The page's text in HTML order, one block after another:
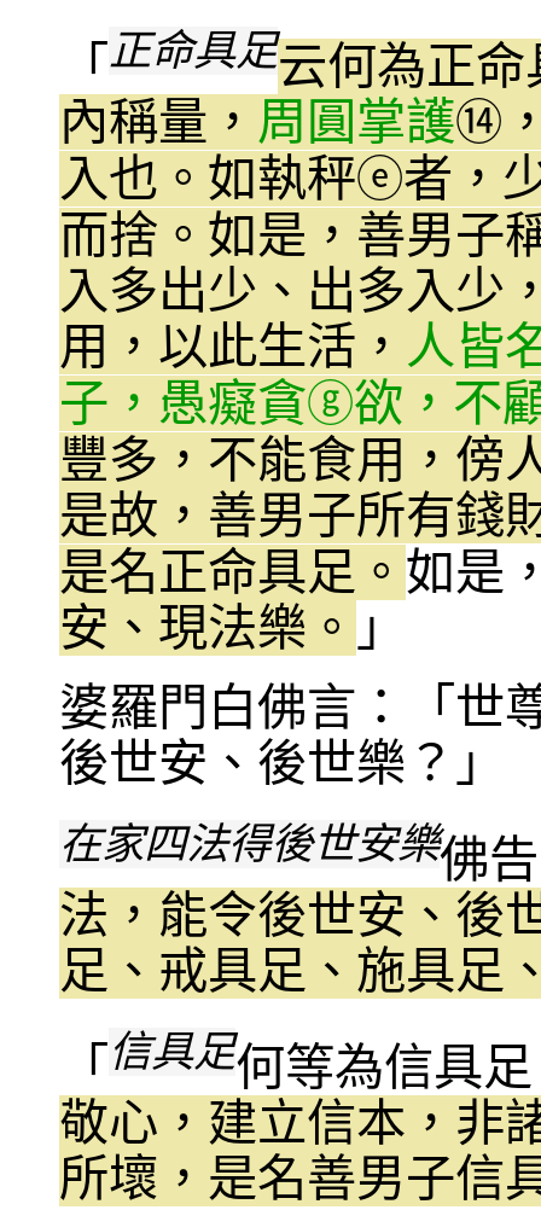
「 正命具足云何為正
內稱量， 周圓掌護⑭
入也。如執秤ⓔ者，
而捨。如是，善男子
入多出少、出多入少
用，以此生活， 人皆
子，愚癡貪ⓖ欲，不
豐多，不能食用，傍
是故，善男子所有錢
是名正命具足。 如是
安、現法樂。 」
婆羅門白佛言：「世
後世安、後世樂？」
在家四法得後世安樂佛
法，能令後世安、後
足、戒具足、施具足
「 信具足何等為信具
敬心，建立信本，非
所壞，是名善男子信